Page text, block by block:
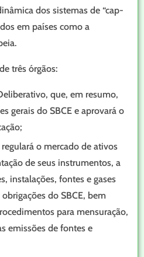
dos sistemas de “cap-
em países como a
três órgãos:
que, em resumo,
gerais do SBCE e aprovará o
o mercado de ativos
de seus instrumentos, a
instalações, fontes e gases
do SBCE, bem
para mensuração,
emissões de fontes e